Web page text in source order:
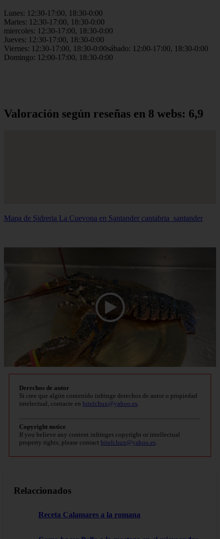
Lunes: 12:30-17:00, 18:30-0:00
Martes: 12:30-17:00, 18:30-0:00
miercoles: 12:30-17:00, 18:30-0:00
Jueves: 12:30-17:00, 18:30-0:00
Viernes: 12:30-17:00, 18:30-0:00sábado: 12:00-17:00, 18:30-0:00
Domingo: 12:00-17:00, 18:30-0:00
Valoración según reseñas en 8 webs: 6,9
Mapa de Sidreria La Cuevona en Santander cantabria_santander
Derechos de autor
Si cree que algún contenido infringe derechos de autor o propiedad
intelectual, contacte en bitelchux@yahoo.es
Copyright notice
If you believe any content infringes copyright or intellectual
property rights, please contact bitelchux@yahoo.es
Relaccionados
Receta Calamares a la romana